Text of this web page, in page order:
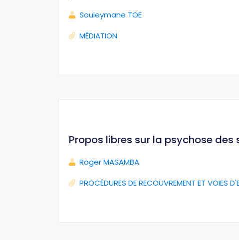
Souleymane TOE
MÉDIATION
Propos libres sur la psychose des
Roger MASAMBA
PROCÉDURES DE RECOUVREMENT ET VOIES